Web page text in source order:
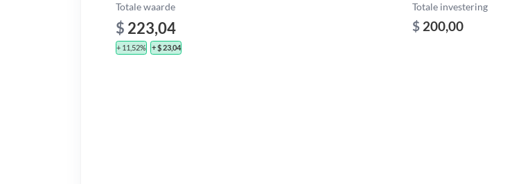
Totale waarde
$ 223,04
+ 11,52% + $ 23,04
Totale investering
$ 200,00